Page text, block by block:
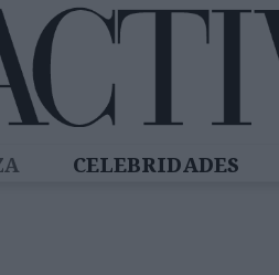
CELEBRIDADES